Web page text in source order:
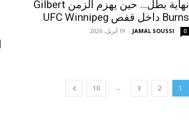
نهاية بطل… حين يهزم الزمن Gilbert
Burns داخل قفص UFC Winnipeg
JAMAL SOUSSI
- 19 أبريل، 2026 0
1
2
3
...
10